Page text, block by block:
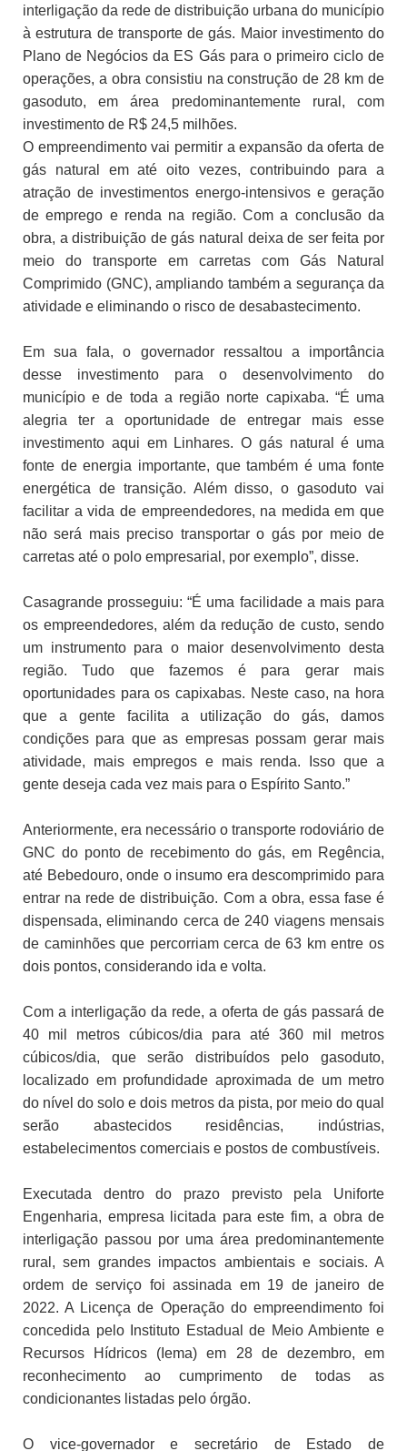
interligação da rede de distribuição urbana do município
à estrutura de transporte de gás. Maior investimento do
Plano de Negócios da ES Gás para o primeiro ciclo de
operações, a obra consistiu na construção de 28 km de
gasoduto, em área predominantemente rural, com
investimento de R$ 24,5 milhões.
O empreendimento vai permitir a expansão da oferta de
gás natural em até oito vezes, contribuindo para a
atração de investimentos energo-intensivos e geração
de emprego e renda na região. Com a conclusão da
obra, a distribuição de gás natural deixa de ser feita por
meio do transporte em carretas com Gás Natural
Comprimido (GNC), ampliando também a segurança da
atividade e eliminando o risco de desabastecimento.
Em sua fala, o governador ressaltou a importância
desse investimento para o desenvolvimento do
município e de toda a região norte capixaba. “É uma
alegria ter a oportunidade de entregar mais esse
investimento aqui em Linhares. O gás natural é uma
fonte de energia importante, que também é uma fonte
energética de transição. Além disso, o gasoduto vai
facilitar a vida de empreendedores, na medida em que
não será mais preciso transportar o gás por meio de
carretas até o polo empresarial, por exemplo”, disse.
Casagrande prosseguiu: “É uma facilidade a mais para
os empreendedores, além da redução de custo, sendo
um instrumento para o maior desenvolvimento desta
região. Tudo que fazemos é para gerar mais
oportunidades para os capixabas. Neste caso, na hora
que a gente facilita a utilização do gás, damos
condições para que as empresas possam gerar mais
atividade, mais empregos e mais renda. Isso que a
gente deseja cada vez mais para o Espírito Santo.”
Anteriormente, era necessário o transporte rodoviário de
GNC do ponto de recebimento do gás, em Regência,
até Bebedouro, onde o insumo era descomprimido para
entrar na rede de distribuição. Com a obra, essa fase é
dispensada, eliminando cerca de 240 viagens mensais
de caminhões que percorriam cerca de 63 km entre os
dois pontos, considerando ida e volta.
Com a interligação da rede, a oferta de gás passará de
40 mil metros cúbicos/dia para até 360 mil metros
cúbicos/dia, que serão distribuídos pelo gasoduto,
localizado em profundidade aproximada de um metro
do nível do solo e dois metros da pista, por meio do qual
serão abastecidos residências, indústrias,
estabelecimentos comerciais e postos de combustíveis.
Executada dentro do prazo previsto pela Uniforte
Engenharia, empresa licitada para este fim, a obra de
interligação passou por uma área predominantemente
rural, sem grandes impactos ambientais e sociais. A
ordem de serviço foi assinada em 19 de janeiro de
2022. A Licença de Operação do empreendimento foi
concedida pelo Instituto Estadual de Meio Ambiente e
Recursos Hídricos (Iema) em 28 de dezembro, em
reconhecimento ao cumprimento de todas as
condicionantes listadas pelo órgão.
O vice-governador e secretário de Estado de